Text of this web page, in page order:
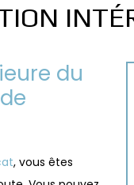
du
, vous êtes